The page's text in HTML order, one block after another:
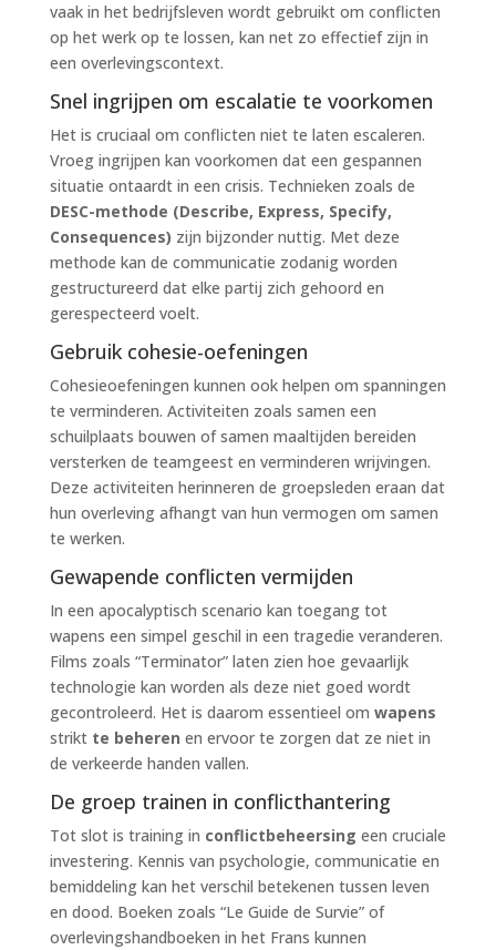
vaak in het bedrijfsleven wordt gebruikt om conflicten
op het werk op te lossen, kan net zo effectief zijn in
een overlevingscontext.
Snel ingrijpen om escalatie te voorkomen
Het is cruciaal om conflicten niet te laten escaleren.
Vroeg ingrijpen kan voorkomen dat een gespannen
situatie ontaardt in een crisis. Technieken zoals de
DESC-methode (Describe, Express, Specify,
Consequences) zijn bijzonder nuttig. Met deze
methode kan de communicatie zodanig worden
gestructureerd dat elke partij zich gehoord en
gerespecteerd voelt.
Gebruik cohesie-oefeningen
Cohesieoefeningen kunnen ook helpen om spanningen
te verminderen. Activiteiten zoals samen een
schuilplaats bouwen of samen maaltijden bereiden
versterken de teamgeest en verminderen wrijvingen.
Deze activiteiten herinneren de groepsleden eraan dat
hun overleving afhangt van hun vermogen om samen
te werken.
Gewapende conflicten vermijden
In een apocalyptisch scenario kan toegang tot
wapens een simpel geschil in een tragedie veranderen.
Films zoals “Terminator” laten zien hoe gevaarlijk
technologie kan worden als deze niet goed wordt
gecontroleerd. Het is daarom essentieel om wapens
strikt te beheren en ervoor te zorgen dat ze niet in
de verkeerde handen vallen.
De groep trainen in conflicthantering
Tot slot is training in conflictbeheersing een cruciale
investering. Kennis van psychologie, communicatie en
bemiddeling kan het verschil betekenen tussen leven
en dood. Boeken zoals “Le Guide de Survie” of
overlevingshandboeken in het Frans kunnen